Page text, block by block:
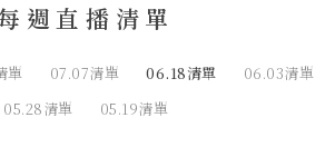
週直播清單
單 07.07清單 06.18清單
06.03清單
05.28清單
05.19清單